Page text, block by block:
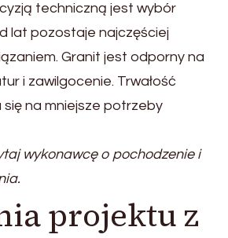
techniczną jest wybór
lat pozostaje najczęściej
Granit jest odporny na
i zawilgocenie. Trwałość
się na mniejsze potrzeby
wykonawcę o pochodzenie i
projektu z